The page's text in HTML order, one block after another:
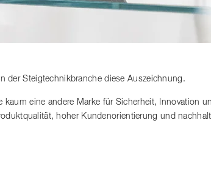
der Steigtechnikbranche diese Auszeichnung.
eine andere Marke für Sicherheit, Innovation
hoher Kundenorientierung und